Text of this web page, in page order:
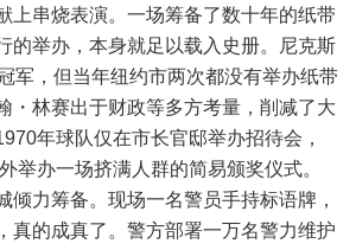
上串烧表演。一场筹备了数十年的纸带
的举办，本身就足以载入史册。尼克斯
军，但当年纽约市两次都没有举办纸带
・林赛出于财政等多方考量，削减了大
年球队仅在市长官邸举办招待会，
举办一场挤满人群的简易颁奖仪式。
倾力筹备。现场一名警员手持标语牌，
真的成真了。警方部署一万名警力维护